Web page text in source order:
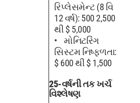
રિપ્લેસમેન્ટ (8 વિ
12 વર્ષ): 500 2,500
થી $ 5,000
મોનિટરિંગ
સિસ્ટમ નિષ્ફળતા:
$ 600 થી $ 1,500
25-વર્ષની તક ખર્ચ
વિશ્લેષણ